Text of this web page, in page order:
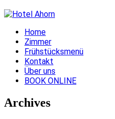
Home
Zimmer
Frühstücksmenü
Kontakt
Über uns
BOOK ONLINE
Archives